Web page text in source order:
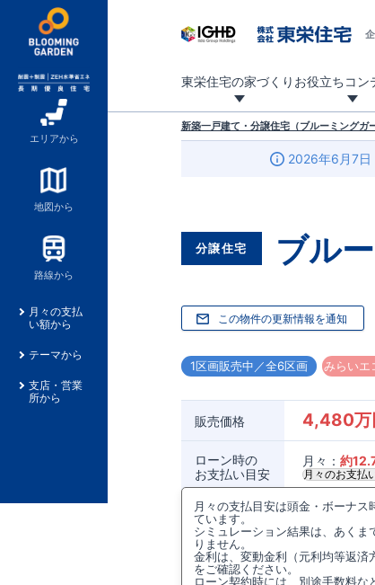
エリアから
地図から
路線から
月々の支払
い額から
テーマから
支店・営業
所から
東栄住宅の家づくり お役立ちコン
新築一戸建て・分譲住宅（ブルーミングガ
2026年6月7日
分譲住宅 ブル
この物件の更新情報を通知
1区画販売中／全6区画 みらいエ
販売価格 4,480万
ローン時の
お支払い目安
月々： 約
月々のお支払
月々の支払目安は頭金・ボーナ
ています。
シミュレーション結果は、あく
りません。
金利は、変動金利（元利均等返済
をご確認ください。
ローン契約時には、別途手数料な
所在地 奈良県生駒
アクセス 近鉄生駒線
近鉄難波・奈